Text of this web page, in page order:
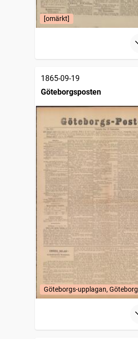
[omärkt]
1865-09-19
Göteborgsposten
Göteborgs-upplagan, Göteborg